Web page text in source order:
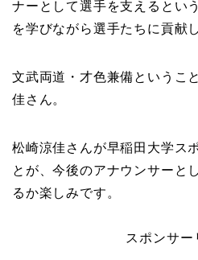
ナーとして選手を支えるとい
を学びながら選手たちに貢献
文武両道・才色兼備というこ
佳さん。
松崎涼佳さんが早稲田大学ス
とが、今後のアナウンサーと
るか楽しみです。
スポンサー